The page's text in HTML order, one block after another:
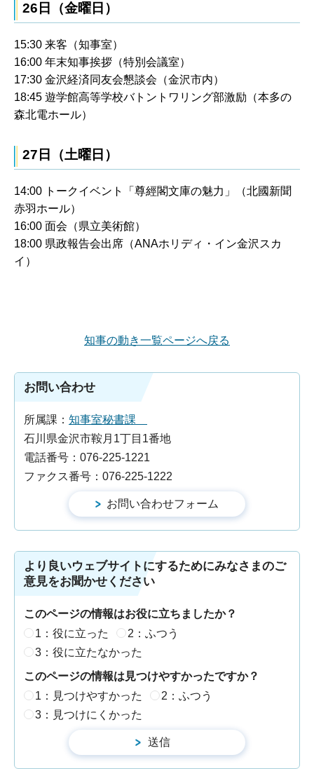
26日（金曜日）
15:30 来客（知事室）
16:00 年末知事挨拶（特別会議室）
17:30 金沢経済同友会懇談会（金沢市内）
18:45 遊学館高等学校バトントワリング部激励（本多の
森北電ホール）
27日（土曜日）
14:00 トークイベント「尊經閣文庫の魅力」（北國新聞
赤羽ホール）
16:00 面会（県立美術館）
18:00 県政報告会出席（ANAホリディ・イン金沢スカ
イ）
知事の動き一覧ページへ戻る
お問い合わせ
所属課： 知事室秘書課
石川県金沢市鞍月1丁目1番地
電話番号：076-225-1221
ファクス番号：076-225-1222
より良いウェブサイトにするためにみなさまのご
意見をお聞かせください
このページの情報はお役に立ちましたか？
1：役に立った
2：ふつう
3：役に立たなかった
このページの情報は見つけやすかったですか？
1：見つけやすかった
2：ふつう
3：見つけにくかった